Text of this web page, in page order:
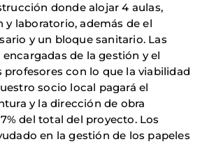
donde alojar 4 aulas,
y laboratorio, además de el
y un bloque sanitario. Las
de la gestión y el
profesores con lo que la viabilidad
socio local pagará el
y la dirección de obra
del total del proyecto. Los
en la gestión de los papeles